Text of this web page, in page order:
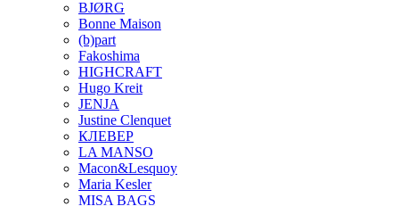
BJØRG
Bonne Maison
(b)part
Fakoshima
HIGHCRAFT
Hugo Kreit
JENJA
Justine Clenquet
КЛЕВЕР
LA MANSO
Macon&Lesquoy
Maria Kesler
MISA BAGS